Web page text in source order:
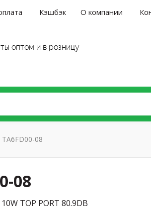
Кэшбэк О компании
оптом и в розницу
TA6FD00-08
08
TOP PORT 80.9DB